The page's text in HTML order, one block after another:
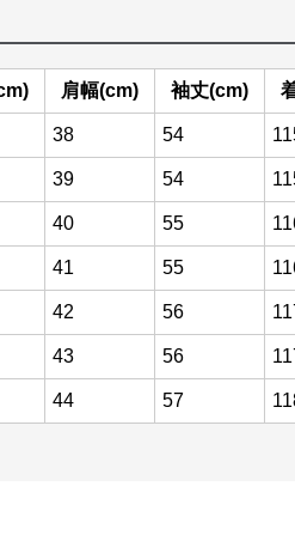
肩幅(cm) 袖丈(cm)
38 54
39 54
40 55
41 55
42 56
43 56
44 57